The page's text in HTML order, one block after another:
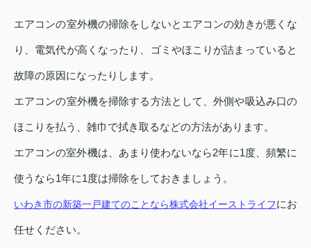
エアコンの室外機の掃除をしないとエアコンの効きが悪くな
り、電気代が高くなったり、ゴミやほこりが詰まっていると
故障の原因になったりします。
エアコンの室外機を掃除する方法として、外側や吸込み口の
ほこりを払う、雑巾で拭き取るなどの方法があります。
エアコンの室外機は、あまり使わないなら2年に1度、頻繁に
使うなら1年に1度は掃除をしておきましょう。
いわき市の新築一戸建てのことなら株式会社イーストライフにお
任せください。